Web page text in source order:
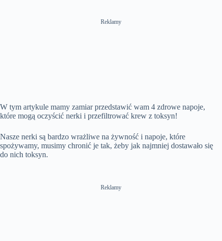
Reklamy
W tym artykule mamy zamiar przedstawić wam 4 zdrowe napoje,
które mogą oczyścić nerki i przefiltrować krew z toksyn!
Nasze nerki są bardzo wrażliwe na żywność i napoje, które
spożywamy, musimy chronić je tak, żeby jak najmniej dostawało się
do nich toksyn.
Reklamy